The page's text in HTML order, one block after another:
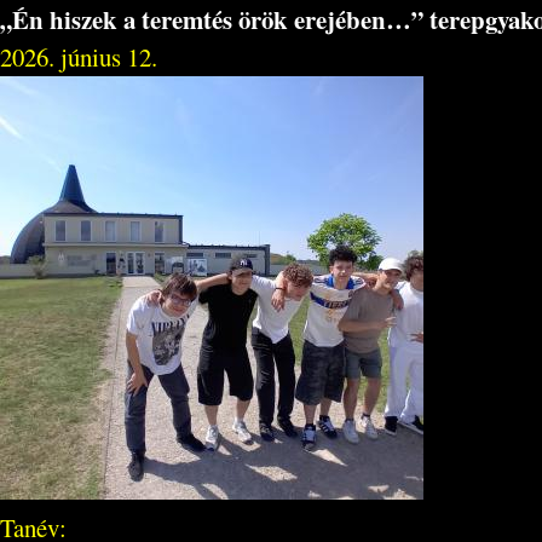
„Én hiszek a teremtés örök erejében…”
2026. június 12.
Tanév: